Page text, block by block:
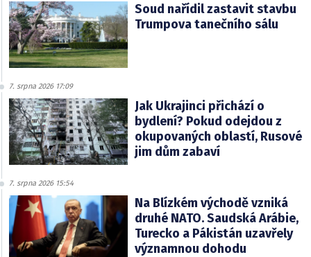
Soud nařídil zastavit stavbu
Trumpova tanečního sálu
7. srpna 2026 17:09
Jak Ukrajinci přichází o
bydlení? Pokud odejdou z
okupovaných oblastí, Rusové
jim dům zabaví
7. srpna 2026 15:54
Na Blízkém východě vzniká
druhé NATO. Saudská Arábie,
Turecko a Pákistán uzavřely
významnou dohodu